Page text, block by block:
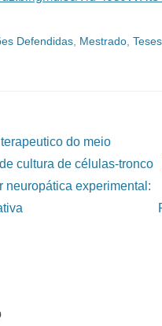
Defendidas Mestrado
do meio
cultura de células-tronco
neuropática experimental: